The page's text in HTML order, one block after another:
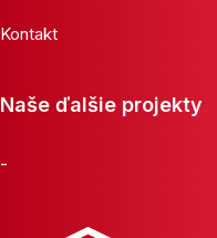
Kontakt
Naše ďalšie projekty
-